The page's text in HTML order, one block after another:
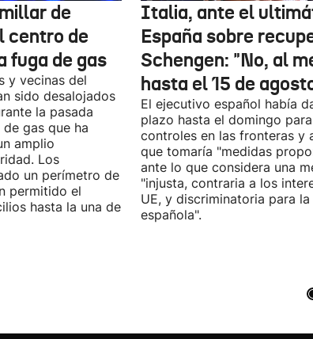
de
centro de
fuga de gas
y vecinas del
sido desalojados
la pasada
gas que ha
amplio
Los
un perímetro de
permitido el
hasta la una de
Italia, ante el
España sobre
Schengen: "No, al
hasta el 15 de
El ejecutivo español había
plazo hasta el domingo
controles en las fronteras y
que tomaría "medidas
ante lo que considera una
"injusta, contraria a los
UE, y discriminatoria para
española".